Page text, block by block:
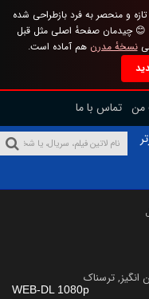
و منحصر به فرد بازطراحی شده
چیدمان صفحهٔ اصلی مثل قبل
نسخهٔ مدرن هم آماده است.
من تماس با ما
انگیز,ترسناک
WEB-DL 1080p